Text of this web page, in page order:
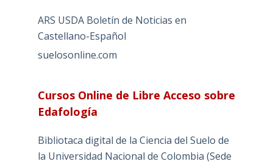
ARS USDA Boletín de Noticias en
Castellano-Español
suelosonline.com
Cursos Online de Libre Acceso sobre
Edafología
Bibliotaca digital de la Ciencia del Suelo de
la Universidad Nacional de Colombia (Sede